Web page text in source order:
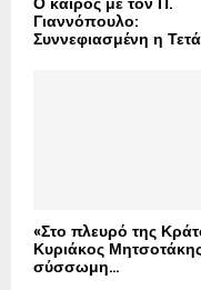
Γιαννόπουλο:
Συννεφιασμένη η
«Στο πλευρό της
Κυριάκος
σύσσωμη...